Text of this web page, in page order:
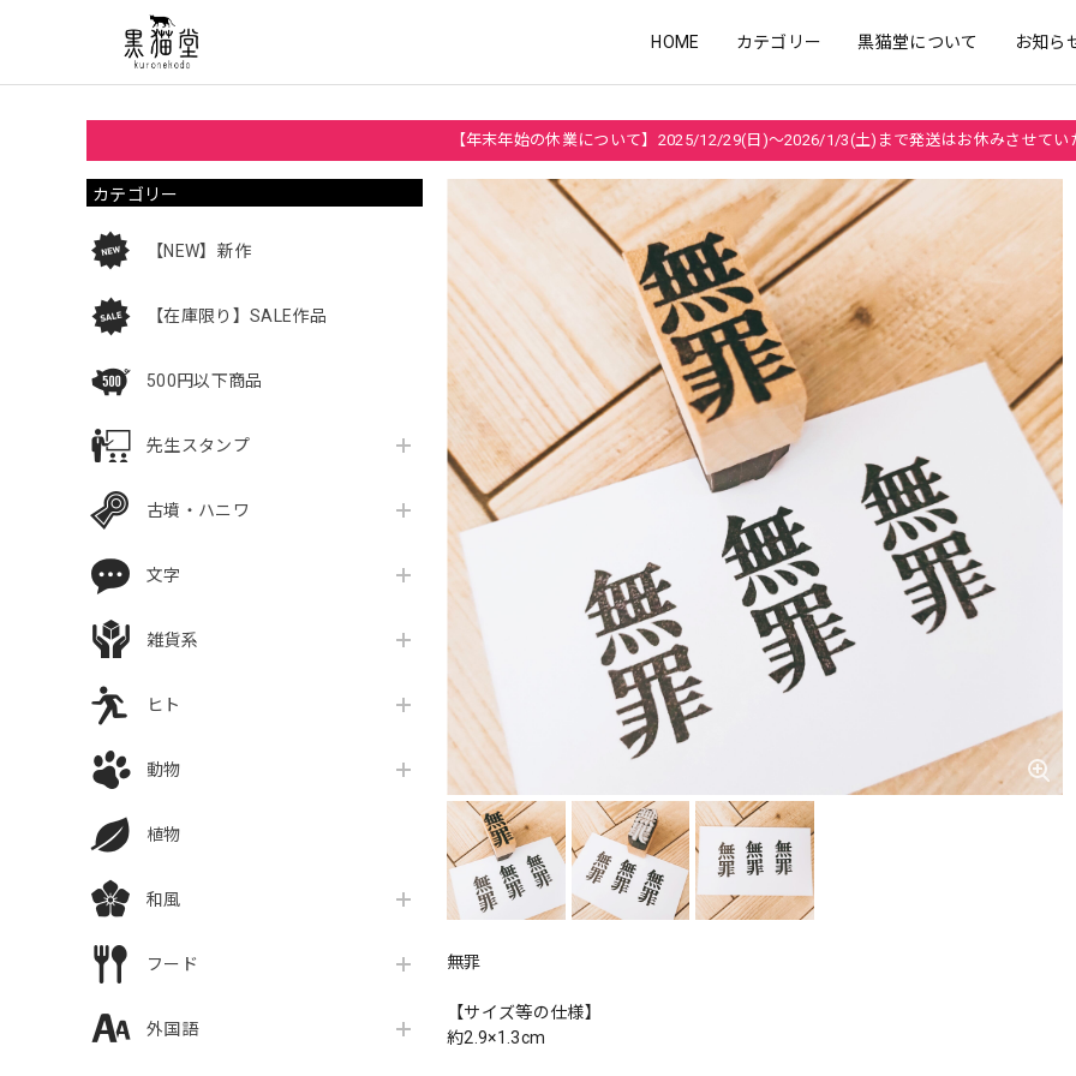
HOME カテゴリー 黒猫堂について お知ら
【年末年始の休業について】2025/12/29(日)～2026/1/3(土)まで発送はお休みさせてい
カテゴリー
【NEW】新作
【在庫限り】SALE作品
500円以下商品
先生スタンプ
古墳・ハニワ
文字
雑貨系
ヒト
動物
植物
和風
フード
外国語
無罪
【サイズ等の仕様】
約2.9×1.3cm